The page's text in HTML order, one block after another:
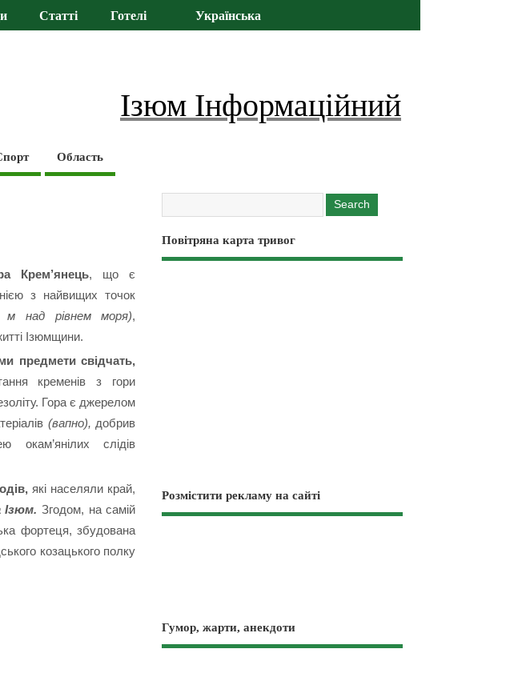
Статті Готелі Українська
Ізюм Інформаційний
Область
Крем’янець, що є
з найвищих точок
м над рівнем моря),
Ізюмщини.
предмети свідчать,
кременів з гори
Гора є джерелом
(вапно), добрив
окам’янілих слідів
які населяли край,
Ізюм. Згодом, на самій
фортеця, збудована
козацького полку
Повітряна карта тривог
Розмістити рекламу на сайті
Гумор, жарти, анекдоти